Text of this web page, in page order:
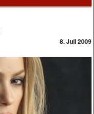
8. Juli 2009